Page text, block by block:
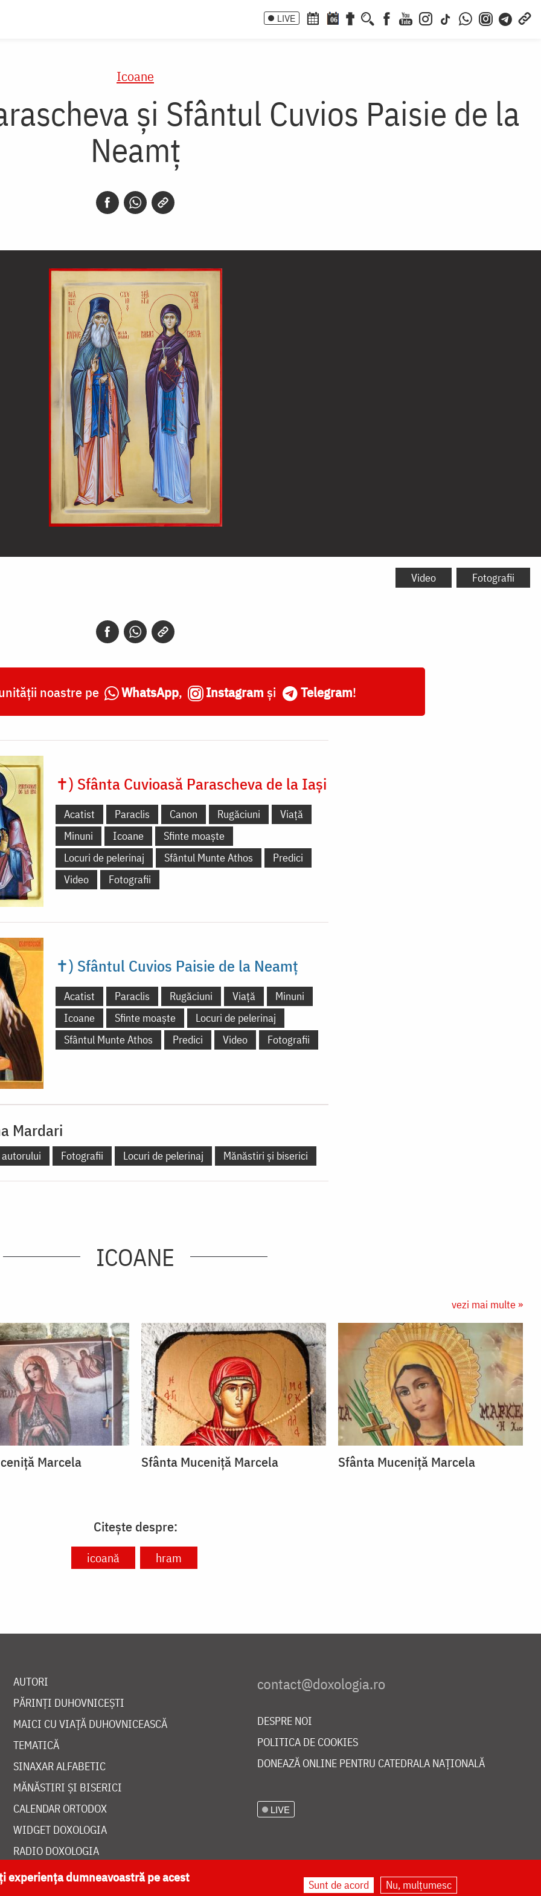
LIVE 06
Icoane
și Sfântul Cuvios Paisie de la
Neamț
Video Fotografii
noastre pe WhatsApp, Instagram și Telegram!
✝) Sfânta Cuvioasă Parascheva de la Iași
Acatist Paraclis Canon Rugăciuni
Viață
Minuni
Icoane
Sfinte moaște
Locuri de pelerinaj
Sfântul Munte Athos
Predici
Video
Fotografii
✝) Sfântul Cuvios Paisie de la Neamț
Acatist Paraclis Rugăciuni Viață
Minuni
Icoane
Sfinte moaște
Locuri de pelerinaj
Sfântul Munte Athos
Predici Video Fotografii
Mardari
Fotografii Locuri de pelerinaj Mănăstiri și biserici
ICOANE
vezi mai multe »
Marcela Sfânta Muceniță Marcela Sfânta Muceniță Marcela
Citește despre:
icoană hram
AUTORI
PĂRINȚI DUHOVNICEȘTI
MAICI CU VIAȚĂ DUHOVNICEASCĂ
TEMATICĂ
SINAXAR ALFABETIC
MĂNĂSTIRI ȘI BISERICI
CALENDAR ORTODOX
WIDGET DOXOLOGIA
RADIO DOXOLOGIA
DESPRE NOI
POLITICA DE COOKIES
DONEAZĂ ONLINE PENTRU CATEDRALA NAȚIONALĂ
LIVE
experiența dumneavoastră pe acest
Sunt de acord Nu, mulțumesc